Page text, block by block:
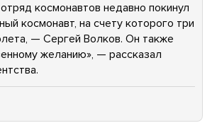
космонавтов недавно покинул
космонавт, на счету которого три
— Сергей Волков. Он также
желанию», — рассказал